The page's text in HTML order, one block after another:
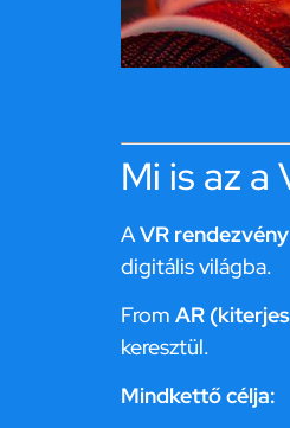
Mi is az
AVR
digitális világba.
From AR
keresztül.
Mindkettő célja: